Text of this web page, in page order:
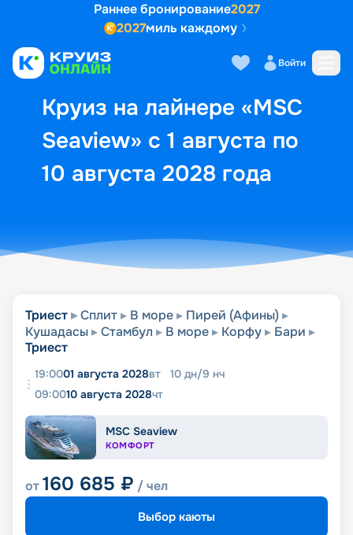
Раннее бронирование2027
2027миль каждому
Войти
Круиз на лайнере «MSC
Seaview» с 1 августа по
10 августа 2028 года
Выбор кают Маршрут и
Триест Сплит В море
Пирей (Афины)
Кушадасы
Стамбул В море Корфу
Бари
Триест
19:0001 августа 2028вт 10 дн/9 нч
09:0010 августа 2028чт
MSC Seaview
КОМФОРТ
от160 685 ₽ / чел
Выбор каюты